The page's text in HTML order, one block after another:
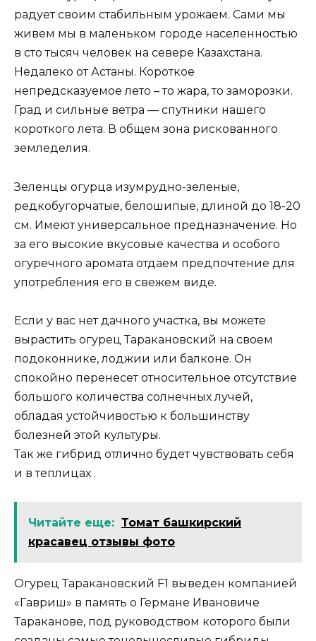
радует своим стабильным урожаем. Сами мы
живем мы в маленьком городе населенностью
в сто тысяч человек на севере Казахстана.
Недалеко от Астаны. Короткое
непредсказуемое лето – то жара, то заморозки.
Град и сильные ветра — спутники нашего
короткого лета. В общем зона рискованного
земледелия.
Зеленцы огурца изумрудно-зеленые,
редкобугорчатые, белошипые, длиной до 18-20
см. Имеют универсальное предназначение. Но
за его высокие вкусовые качества и особого
огуречного аромата отдаем предпочтение для
употребления его в свежем виде.
Если у вас нет дачного участка, вы можете
вырастить огурец Таракановский на своем
подоконнике, лоджии или балконе. Он
спокойно перенесет относительное отсутствие
большого количества солнечных лучей,
обладая устойчивостью к большинству
болезней этой культуры.
Так же гибрид отлично будет чувствовать себя
и в теплицах .
Читайте еще: Томат башкирский
красавец отзывы фото
Огурец Таракановский F1 выведен компанией
«Гавриш» в память о Германе Ивановиче
Тараканове, под руководством которого были